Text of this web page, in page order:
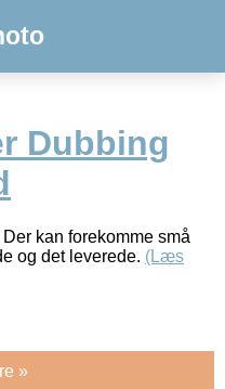
Dubbing
kan forekomme små
og det leverede. (Læs
»